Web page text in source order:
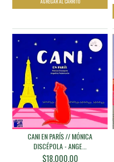
CANI EN PARÍS // MÓNICA
DISCÉPOLA - ANGE...
$18.000,00